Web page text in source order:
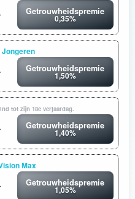
Getrouwheidspremie
0,35%
Jongeren
Getrouwheidspremie
1,50%
tot zijn 18e verjaardag.
Getrouwheidspremie
1,40%
Max
Getrouwheidspremie
1,05%